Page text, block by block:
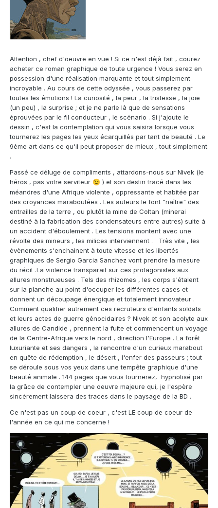
Attention , chef d'oeuvre en vue ! Si ce n'est déjà fait , courez
acheter ce roman graphique de toute urgence ! Vous serez en
possession d'une réalisation marquante et tout simplement
incroyable . Au cours de cette odyssée , vous passerez par
toutes les émotions ! La curiosité , la peur , la tristesse , la joie
(un peu) , la surprise ; et je ne parle là que de sensations
éprouvées par le fil conducteur , le scénario . Si j'ajoute le
dessin , c'est la contemplation qui vous saisira lorsque vous
tournerez les pages les yeux écarquillés par tant de beauté . Le
9ème art dans ce qu'il peut proposer de mieux , tout simplement
.
Passé ce déluge de compliments , attardons-nous sur Nivek (le
héros , pas votre serviteur 😉 ) et son destin tracé dans les
méandres d'une Afrique violente , oppressante et habitée par
des croyances maraboutées . Les auteurs le font "naître" des
entrailles de la terre , ou plutôt la mine de Coltan (minerai
destiné à la fabrication des condensateurs entre autres) suite à
un accident d'éboulement . Les tensions montent avec une
révolte des mineurs , les milices interviennent . Très vite , les
évènements s'enchainent à toute vitesse et les libertés
graphiques de Sergio Garcia Sanchez vont prendre la mesure
du récit .La violence transparait sur ces protagonistes aux
allures monstrueuses . Tels des rhizomes , les corps s'étalent
sur la planche au point d'occuper les différentes cases et
donnent un découpage énergique et totalement innovateur .
Comment qualifier autrement ces recruteurs d'enfants soldats
et leurs actes de guerre génocidaires ? Nivek et son acolyte aux
allures de Candide , prennent la fuite et commencent un voyage
de la Centre-Afrique vers le nord , direction l'Europe . La forêt
luxuriante et ses dangers , la rencontre d'un curieux marabout
en quête de rédemption , le désert , l'enfer des passeurs ; tout
se déroule sous vos yeux dans une tempête graphique d'une
beauté animale . 144 pages que vous tournerez, hypnotisé par
la grâce de contempler une oeuvre majeure qui, je l'espère
sincèrement laissera des traces dans le paysage de la BD .
Ce n'est pas un coup de coeur , c'est LE coup de coeur de
l'année en ce qui me concerne !